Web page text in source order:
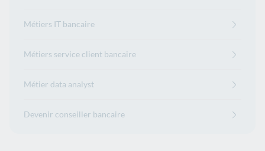
Métiers IT bancaire
Métiers service client bancaire
Métier data analyst
Devenir conseiller bancaire